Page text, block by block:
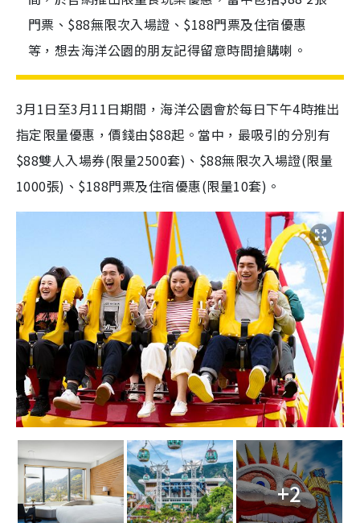
門票、$88無限次入場證、$188門票及住宿優惠
等，想去海洋公園的朋友記得留意時間搶購喇。
3月1日至3月11日期間，海洋公園會於每日下午4時推出
指定限量優惠，價錢由$88起。當中，最吸引的分別有
$88雙人入場券(限量2500套)、$88無限次入場證(限量
1000張)、$188門票及住宿優惠(限量10套)。
+2